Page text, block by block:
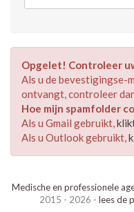
Opgelet! Controleer
Als u de bevestigingse-
ontvangt, controleer
Hoe mijn spamfolder
Als u Gmail gebruikt,
Als u Outlook gebruikt,
Medische en professionele
2015 - 2026 - lees de